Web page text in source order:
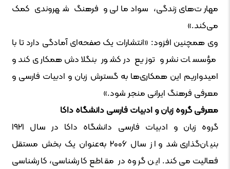
مهارت‌های زندگی، سواد مالی و فرهنگ شهروندی کمک
می‌کند.»
وی همچنین افزود: «انتشارات یک صفحه‌ای آمادگی دارد تا با
مؤسسات نشر و توزیع در کشور بنگلادش همکاری کند و
امیدواریم این همکاری‌ها به گسترش زبان و ادبیات فارسی و
معرفی فرهنگ ایرانی منجر شود.»
معرفی گروه زبان و ادبیات فارسی دانشگاه داکا
گروه زبان و ادبیات فارسی دانشگاه داکا در سال ۱۹۲۱
بنیان‌گذاری شد و از سال ۲۰۰۶ به‌عنوان یک بخش مستقل
فعالیت می‌کند. این گروه در مقاطع کارشناسی، کارشناسی